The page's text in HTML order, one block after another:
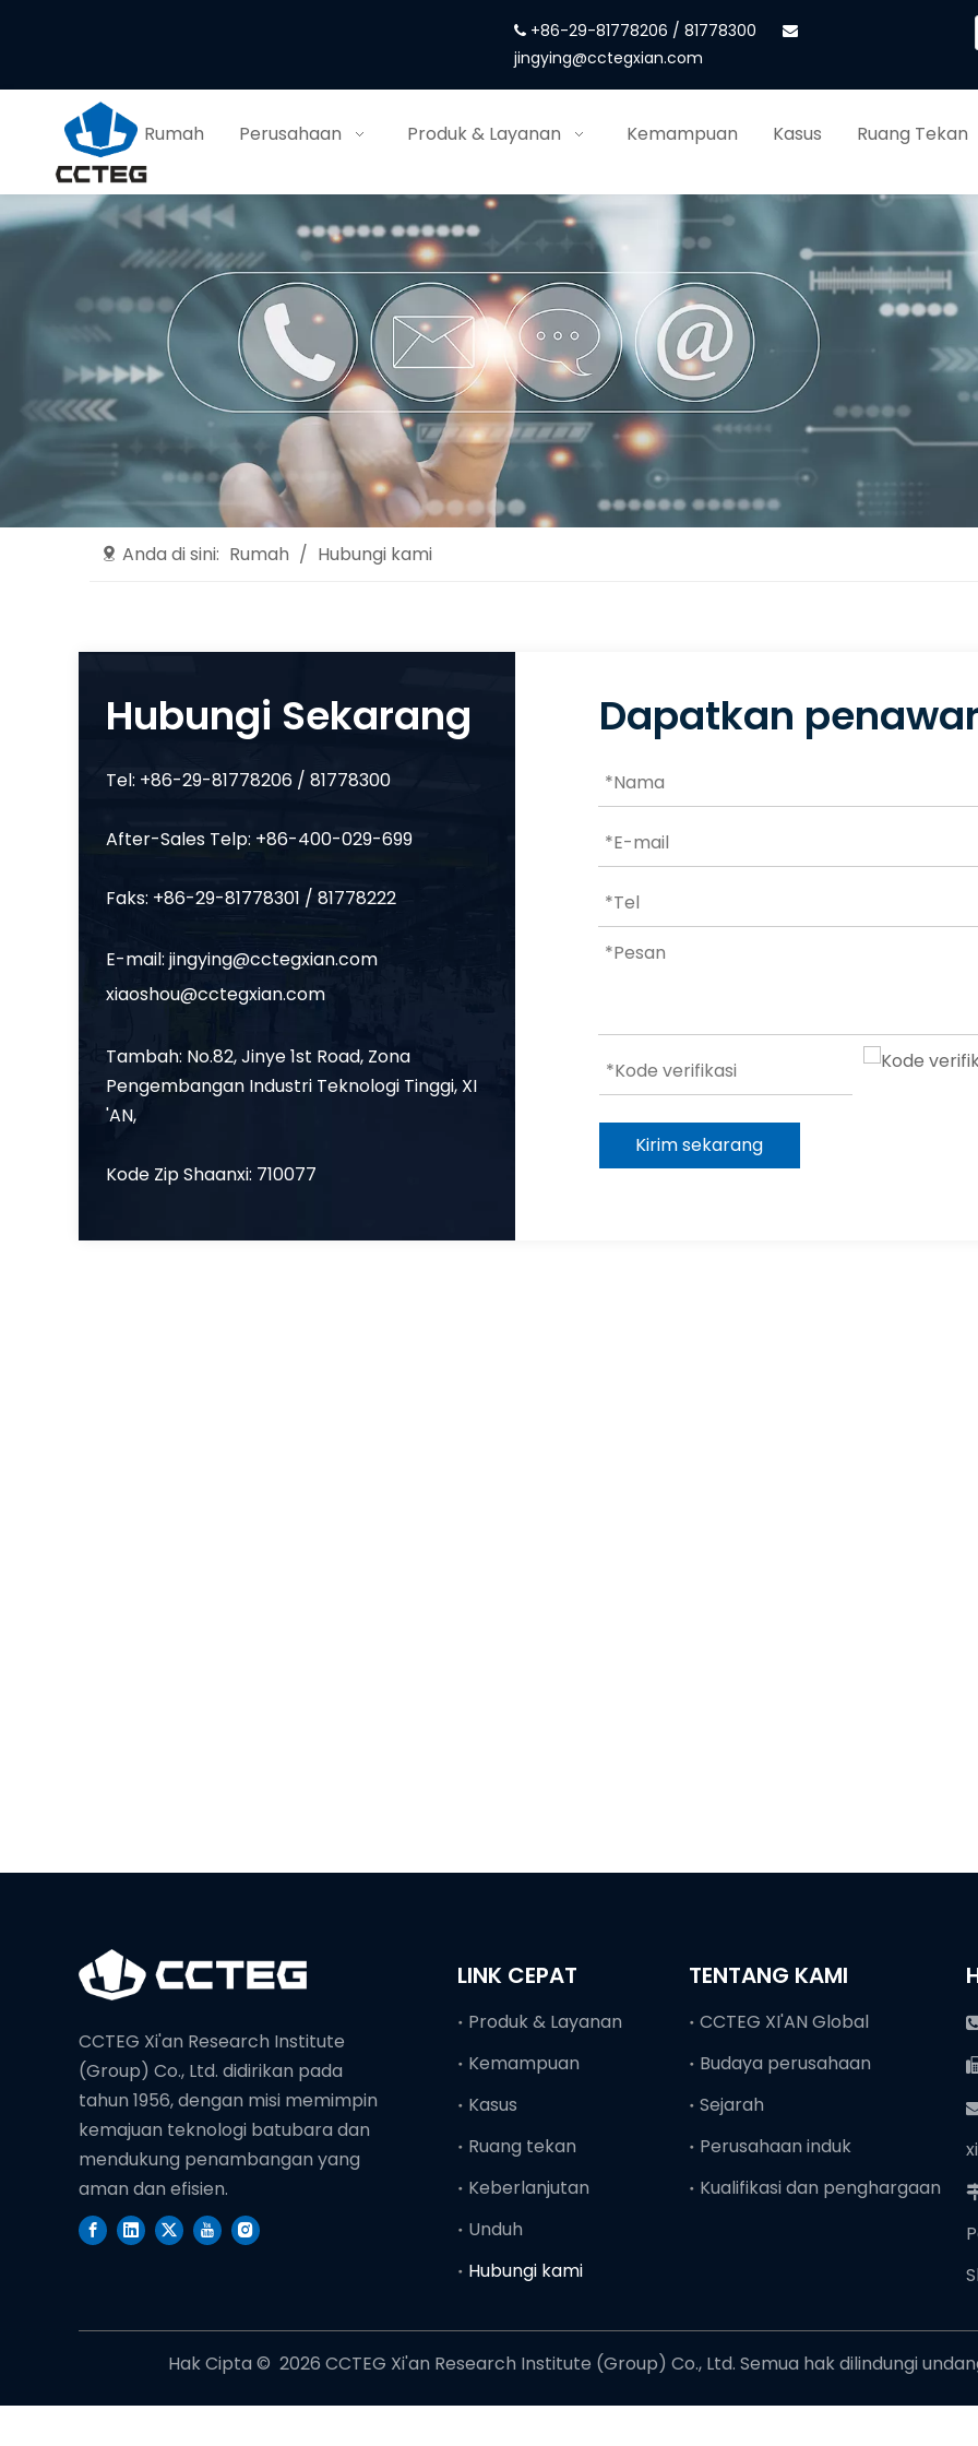
 +86-29-81778206 / 81778300
jingying@cctegxian.com
Rumah Perusahaan Produk & Layanan Kemampuan Kasus Ruang Tekan
Anda di sini: Rumah / Hubungi kami
Hubungi Sekarang
Tel: +86-29-81778206 / 81778300
After-Sales Telp: +86-400-029-699
Faks: +86-29-81778301 / 81778222
E-mail: jingying@cctegxian.com
xiaoshou@cctegxian.com
Tambah: No.82, Jinye 1st Road, Zona
Pengembangan Industri Teknologi Tinggi, XI
'AN,
Kode Zip Shaanxi: 710077
Dapatkan
Kirim sekarang
CCTEG Xi'an Research Institute
(Group) Co., Ltd. didirikan pada
tahun 1956, dengan misi memimpin
kemajuan teknologi batubara dan
mendukung penambangan yang
aman dan efisien.
LINK CEPAT
Produk & Layanan
Kemampuan
Kasus
Ruang tekan
Keberlanjutan
Unduh
Hubungi kami
TENTANG KAMI
CCTEG XI'AN Global
Budaya perusahaan
Sejarah
Perusahaan induk
Kualifikasi dan penghargaan
Hak Cipta © ️ 2026 CCTEG Xi'an Research Institute (Group) Co., Ltd. Semua hak dilindungi